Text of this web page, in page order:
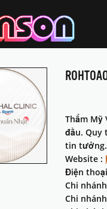
Thẩm Mỹ
đầu. Quy
tin tưởng.
Website :
Điện thoại
Chi
Chi